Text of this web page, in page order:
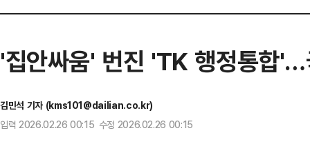
'집안싸움' 번진 'TK 행정통합
김민석 기자 (kms101@dailian.co.kr)
입력 2026.02.26 00:15 수정 2026.02.26 00:15